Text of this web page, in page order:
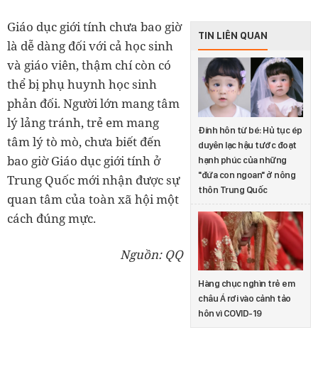
TIN LIÊN QUAN
Đính hôn từ bé: Hủ tục ép
duyên lạc hậu tước đoạt
hạnh phúc của những
"đứa con ngoan" ở nông
thôn Trung Quốc
Hàng chục nghìn trẻ em
châu Á rơi vào cảnh tảo
hôn vì COVID-19
Giáo dục giới tính chưa bao giờ
là dễ dàng đối với cả học sinh
và giáo viên, thậm chí còn có
thể bị phụ huynh học sinh
phản đối. Người lớn mang tâm
lý lảng tránh, trẻ em mang
tâm lý tò mò, chưa biết đến
bao giờ Giáo dục giới tính ở
Trung Quốc mới nhận được sự
quan tâm của toàn xã hội một
cách đúng mực.
Nguồn: QQ